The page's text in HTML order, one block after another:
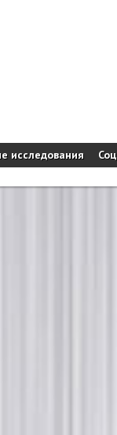
исследования